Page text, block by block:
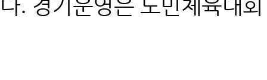
다. 경기운영은 도민체육대